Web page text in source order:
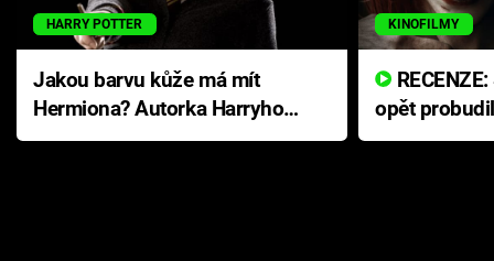
HARRY POTTER
Jakou barvu kůže má mít
Hermiona? Autorka Harryho
Pottera přišla s ráznou
KINOFILMY
opět
přichází s